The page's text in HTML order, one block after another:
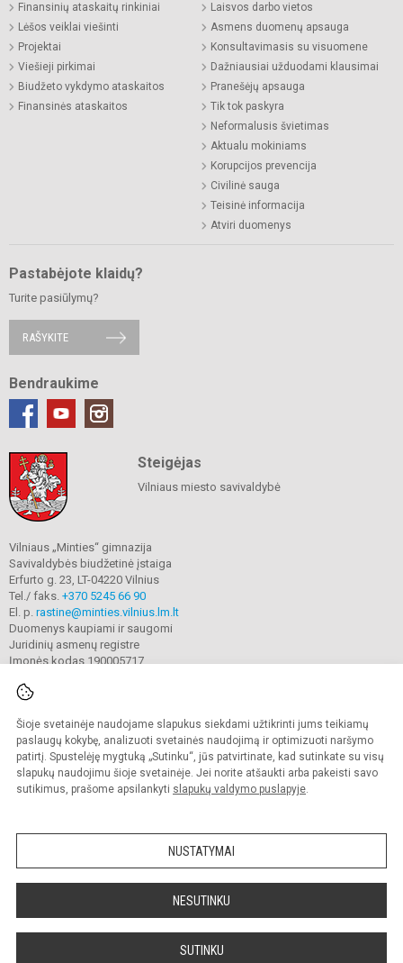
Šioje svetainėje naudojame slapukus siekdami užtikrinti jums teikiamų
paslaugų kokybę, analizuoti svetainės naudojimą ir optimizuoti naršymo
patirtį. Spustelėję mygtuką „Sutinku“, jūs patvirtinate, kad sutinkate su visų
slapukų naudojimu šioje svetainėje. Jei norite atšaukti arba pakeisti savo
sutikimus, prašome apsilankyti slapukų valdymo puslapyje.
NUSTATYMAI
NESUTINKU
SUTINKU
Finansinių ataskaitų rinkiniai
Lėšos veiklai viešinti
Projektai
Viešieji pirkimai
Biudžeto vykdymo ataskaitos
Finansinės ataskaitos
Laisvos darbo vietos
Asmens duomenų apsauga
Konsultavimasis su visuomene
Dažniausiai užduodami klausimai
Pranešėjų apsauga
Tik tok paskyra
Neformalusis švietimas
Aktualu mokiniams
Korupcijos prevencija
Civilinė sauga
Teisinė informacija
Atviri duomenys
Pastabėjote klaidų?
Turite pasiūlymų?
RAŠYKITE
Bendraukime
Steigėjas
Vilniaus miesto savivaldybė
Vilniaus „Minties“ gimnazija
Savivaldybės biudžetinė įstaiga
Erfurto g. 23, LT-04220 Vilnius
Tel./ faks. +370 5245 66 90
El. p. rastine@minties.vilnius.lm.lt
Duomenys kaupiami ir saugomi
Juridinių asmenų registre
Įmonės kodas 190005717
© 2022. Vilniaus „Minties" gimnazija. Visos teisės saugomos.
Kopijuoti turinį be raštiško gimnazijos sutikimo griežtai draudžiama.
Prieinamumo paraiška Slapukų valdymas
Sumanus būdas atnaujinti